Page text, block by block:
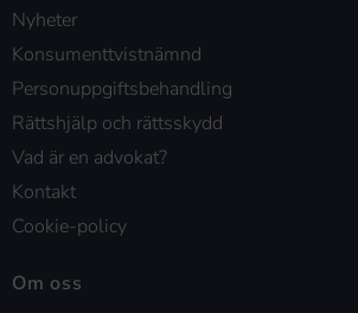
Nyheter
Konsumenttvistnämnd
Personuppgiftsbehandling
Rättshjälp och rättsskydd
Vad är en advokat?
Kontakt
Cookie-policy
Om oss